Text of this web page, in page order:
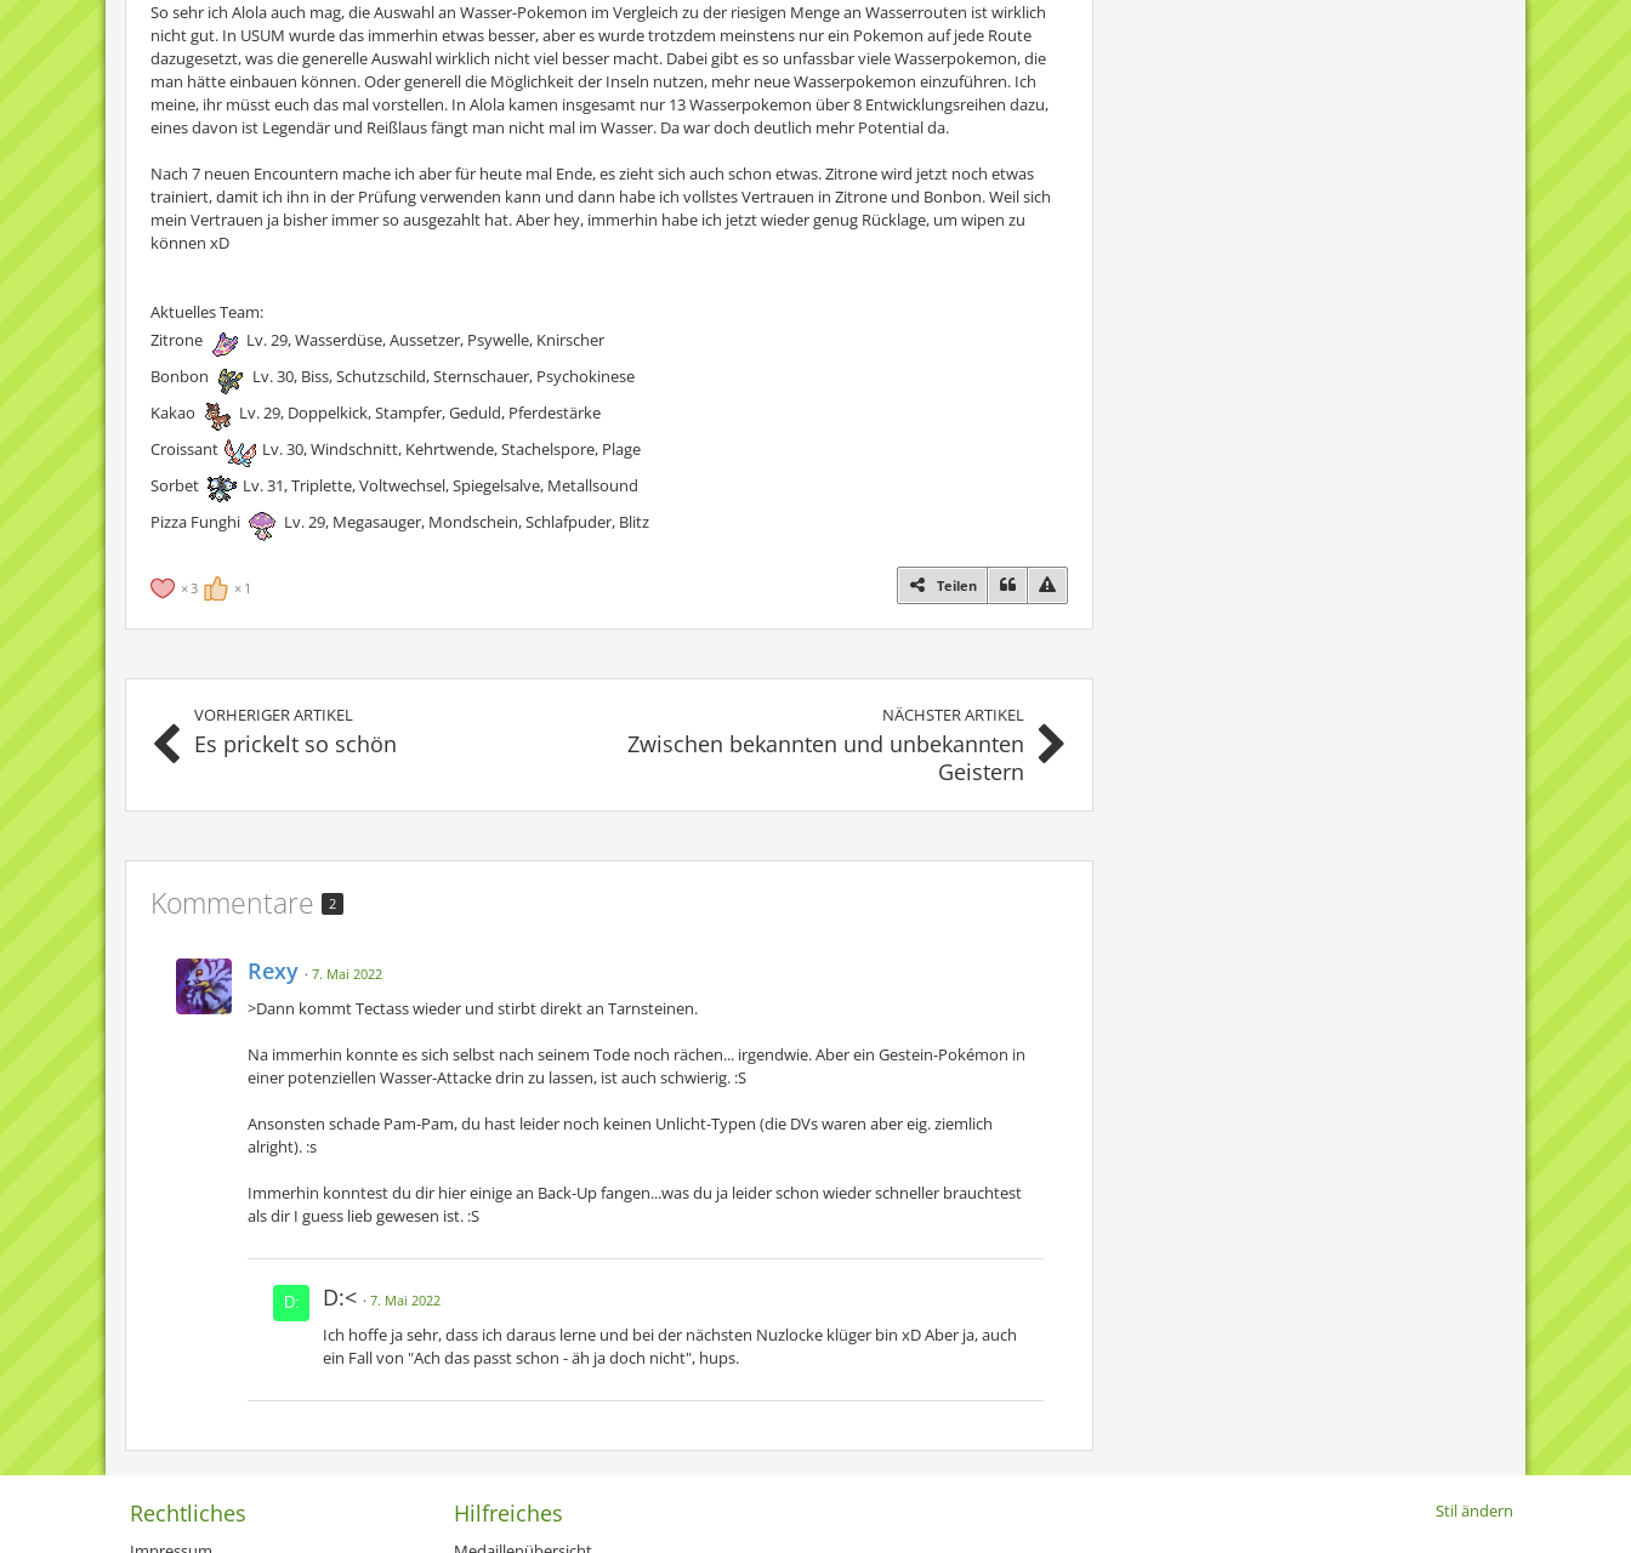
So sehr ich Alola auch mag, die Auswahl an Wasser-Pokemon im Vergleich zu der riesigen Menge an Wasserrouten ist wirklich
nicht gut. In USUM wurde das immerhin etwas besser, aber es wurde trotzdem meinstens nur ein Pokemon auf jede Route
dazugesetzt, was die generelle Auswahl wirklich nicht viel besser macht. Dabei gibt es so unfassbar viele Wasserpokemon, die
man hätte einbauen können. Oder generell die Möglichkeit der Inseln nutzen, mehr neue Wasserpokemon einzuführen. Ich
meine, ihr müsst euch das mal vorstellen. In Alola kamen insgesamt nur 13 Wasserpokemon über 8 Entwicklungsreihen dazu,
eines davon ist Legendär und Reißlaus fängt man nicht mal im Wasser. Da war doch deutlich mehr Potential da.
Nach 7 neuen Encountern mache ich aber für heute mal Ende, es zieht sich auch schon etwas. Zitrone wird jetzt noch etwas
trainiert, damit ich ihn in der Prüfung verwenden kann und dann habe ich vollstes Vertrauen in Zitrone und Bonbon. Weil sich
mein Vertrauen ja bisher immer so ausgezahlt hat. Aber hey, immerhin habe ich jetzt wieder genug Rücklage, um wipen zu
können xD
Aktuelles Team:
Zitrone
Lv. 29, Wasserdüse, Aussetzer, Psywelle, Knirscher
Bonbon
Lv. 30, Biss, Schutzschild, Sternschauer, Psychokinese
Kakao
Lv. 29, Doppelkick, Stampfer, Geduld, Pferdestärke
Croissant
Lv. 30, Windschnitt, Kehrtwende, Stachelspore, Plage
Sorbet
Lv. 31, Triplette, Voltwechsel, Spiegelsalve, Metallsound
Pizza Funghi
Lv. 29, Megasauger, Mondschein, Schlafpuder, Blitz
3 1 Teilen
VORHERIGER ARTIKEL
Es prickelt so schön
NÄCHSTER ARTIKEL
Zwischen bekannten und unbekannten
Geistern
Kommentare 2
Rexy 7. Mai 2022
>Dann kommt Tectass wieder und stirbt direkt an Tarnsteinen.
Na immerhin konnte es sich selbst nach seinem Tode noch rächen... irgendwie. Aber ein Gestein-Pokémon in
einer potenziellen Wasser-Attacke drin zu lassen, ist auch schwierig. :S
Ansonsten schade Pam-Pam, du hast leider noch keinen Unlicht-Typen (die DVs waren aber eig. ziemlich
alright). :s
Immerhin konntest du dir hier einige an Back-Up fangen...was du ja leider schon wieder schneller brauchtest
als dir I guess lieb gewesen ist. :S
D:< 7. Mai 2022
Ich hoffe ja sehr, dass ich daraus lerne und bei der nächsten Nuzlocke klüger bin xD Aber ja, auch
ein Fall von "Ach das passt schon - äh ja doch nicht", hups.
Stil ändern
Rechtliches Hilfreiches